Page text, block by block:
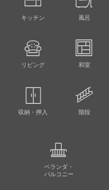
キッチン 風呂
リビング 和室
収納・押入 階段
ベランダ・
バルコニー